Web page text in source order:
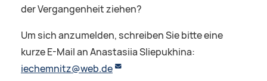
der Vergangenheit ziehen?
Um sich anzumelden, schreiben Sie bitte eine
kurze E-Mail an Anastasiia Sliepukhina:
iechemnitz@web.de